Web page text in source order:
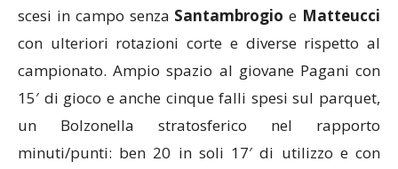
scesi in campo senza Santambrogio e Matteucci
con ulteriori rotazioni corte e diverse rispetto al
campionato. Ampio spazio al giovane Pagani con
15′ di gioco e anche cinque falli spesi sul parquet,
un Bolzonella stratosferico nel rapporto
minuti/punti: ben 20 in soli 17′ di utilizzo e con